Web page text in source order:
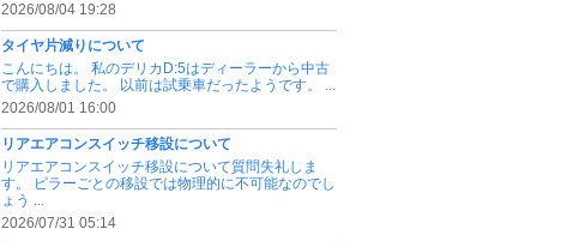
2026/08/04 19:28
タイヤ片減りについて
こんにちは。 私のデリカD:5はディーラーから中古
で購入しました。 以前は試乗車だったようです。 ...
2026/08/01 16:00
リアエアコンスイッチ移設について
リアエアコンスイッチ移設について質問失礼しま
す。 ピラーごとの移設では物理的に不可能なのでし
ょう ...
2026/07/31 05:14